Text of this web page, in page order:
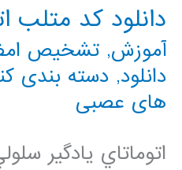
دانلود کد متلب
آموزش, تشخیص
دانلود, دسته بندی
های عصبی
اتوماتاي يادگير